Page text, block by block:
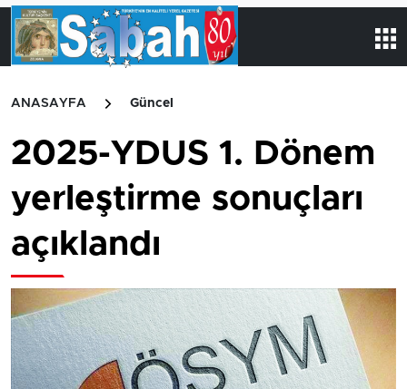
ANASAYFA Güncel
2025-YDUS 1. Dönem
yerleştirme sonuçları
açıklandı